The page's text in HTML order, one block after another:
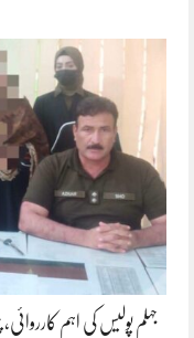
جہلم پولیس کی اہم